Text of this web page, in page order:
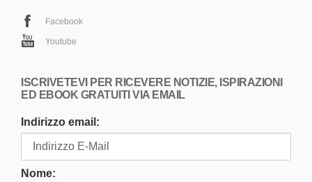
Facebook
Youtube
ISCRIVETEVI PER RICEVERE NOTIZIE, ISPIRAZIONI
ED EBOOK GRATUITI VIA EMAIL
Indirizzo email:
Nome: